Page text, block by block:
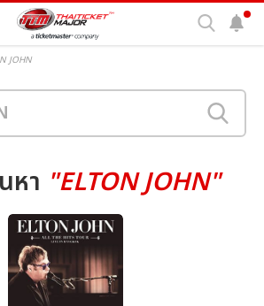
JOHN
หา "ELTON JOHN"